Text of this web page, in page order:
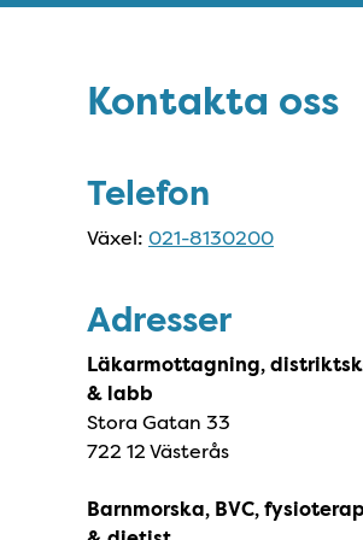
Kontakta oss
Kontakta oss
Telefon
Växel: 021-8130200
Adresser
Läkarmottagning,
& labb
Stora Gatan 33
722 12 Västerås
Barnmorska, BVC,